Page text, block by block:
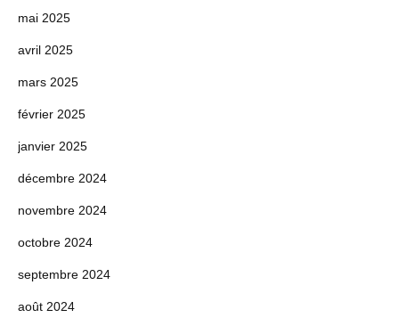
mai 2025
avril 2025
mars 2025
février 2025
janvier 2025
décembre 2024
novembre 2024
octobre 2024
septembre 2024
août 2024